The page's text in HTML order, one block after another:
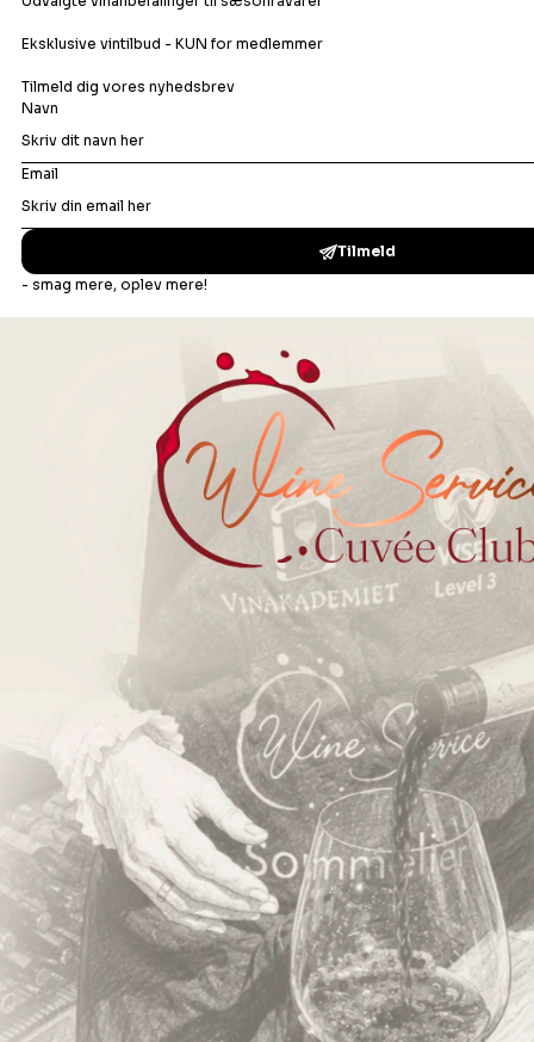
Bobler
Hvidvin
Orangevin
Rosévin
Dessertvin
Bonusafdelingen
Madopskrifter
Din ro i maven
Handelsbetingelser B2C
Handelsbetingelser B2B
ESG og bæredygtighed
MAX
ALKOHOL
ALDERSGRÆNSE
FOR SALG
Copyright © 2026 Wine Service ApS, CVR 42797685. Alle
rettigheder forbeholdt.